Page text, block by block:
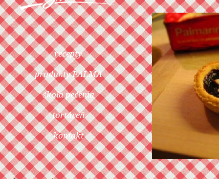
recepty
produkty PALMA
škola pečenia
tortáreň
kontakt